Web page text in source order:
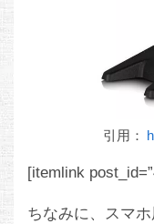
引用：
[itemlink
ちなみに、スマ